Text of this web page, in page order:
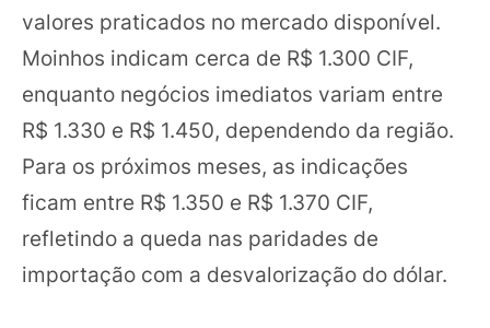
valores praticados no mercado disponível.
Moinhos indicam cerca de R$ 1.300 CIF,
enquanto negócios imediatos variam entre
R$ 1.330 e R$ 1.450, dependendo da região.
Para os próximos meses, as indicações
ficam entre R$ 1.350 e R$ 1.370 CIF,
refletindo a queda nas paridades de
importação com a desvalorização do dólar.